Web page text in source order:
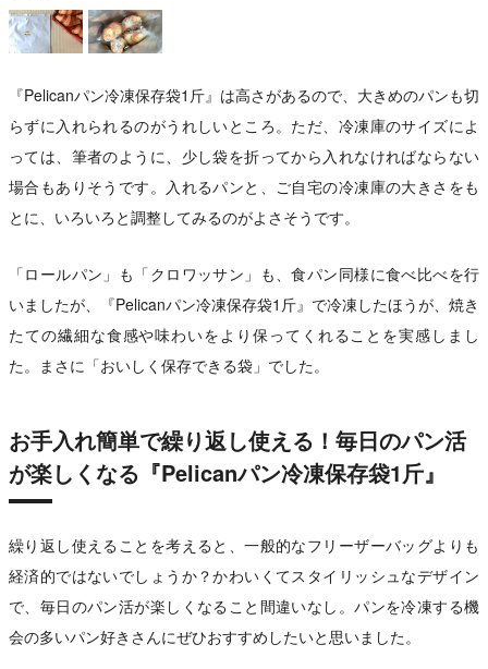
『Pelicanパン冷凍保存袋1斤』は高さがあるので、大きめのパンも切
らずに入れられるのがうれしいところ。ただ、冷凍庫のサイズによ
っては、筆者のように、少し袋を折ってから入れなければならない
場合もありそうです。入れるパンと、ご自宅の冷凍庫の大きさをも
とに、いろいろと調整してみるのがよさそうです。
「ロールパン」も「クロワッサン」も、食パン同様に食べ比べを行
いましたが、『Pelicanパン冷凍保存袋1斤』で冷凍したほうが、焼き
たての繊細な食感や味わいをより保ってくれることを実感しまし
た。まさに「おいしく保存できる袋」でした。
お手入れ簡単で繰り返し使える！毎日のパン活
が楽しくなる『Pelicanパン冷凍保存袋1斤』
繰り返し使えることを考えると、一般的なフリーザーバッグよりも
経済的ではないでしょうか？かわいくてスタイリッシュなデザイン
で、毎日のパン活が楽しくなること間違いなし。パンを冷凍する機
会の多いパン好きさんにぜひおすすめしたいと思いました。